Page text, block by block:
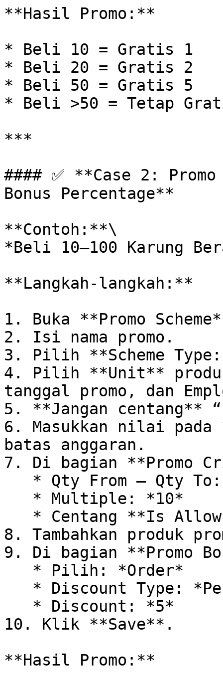
**Hasil Promo:**
* Beli 10 = Gratis 1
* Beli 20 = Gratis 2
* Beli 50 = Gratis 5
* Beli >50 = Tetap
***
#### ✅ **Case 2:
Bonus Percentage**
**Contoh:**\
*Beli 10–100 Karung
**Langkah-langkah:**
1. Buka **Promo
2. Isi nama promo.
3. Pilih **Scheme
4. Pilih **Unit**
tanggal promo, dan
5. **Jangan centang**
6. Masukkan nilai pada
batas anggaran.
7. Di bagian **Promo
8. Tambahkan produk
9. Di bagian **Promo
10. Klik **Save**.
**Hasil Promo:**